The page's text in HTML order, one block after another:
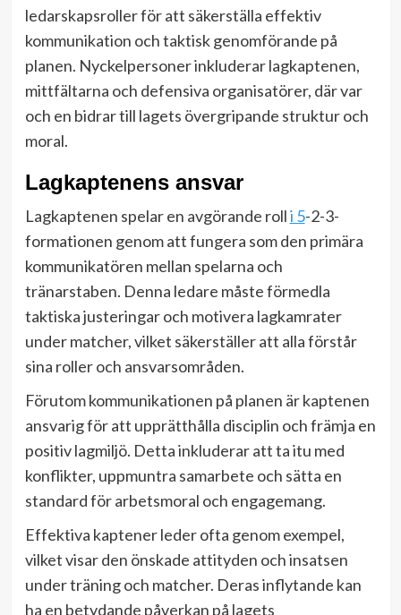
ledarskapsroller för att säkerställa effektiv
kommunikation och taktisk genomförande på
planen. Nyckelpersoner inkluderar lagkaptenen,
mittfältarna och defensiva organisatörer, där var
och en bidrar till lagets övergripande struktur och
moral.
Lagkaptenens ansvar
Lagkaptenen spelar en avgörande rolli 5-2-3-
formationen genom att fungera som den primära
kommunikatören mellan spelarna och
tränarstaben. Denna ledare måste förmedla
taktiska justeringar och motivera lagkamrater
under matcher, vilket säkerställer att alla förstår
sina roller och ansvarsområden.
Förutom kommunikationen på planen är kaptenen
ansvarig för att upprätthålla disciplin och främja en
positiv lagmiljö. Detta inkluderar att ta itu med
konflikter, uppmuntra samarbete och sätta en
standard för arbetsmoral och engagemang.
Effektiva kaptener leder ofta genom exempel,
vilket visar den önskade attityden och insatsen
under träning och matcher. Deras inflytande kan
ha en betydande påverkan på lagets